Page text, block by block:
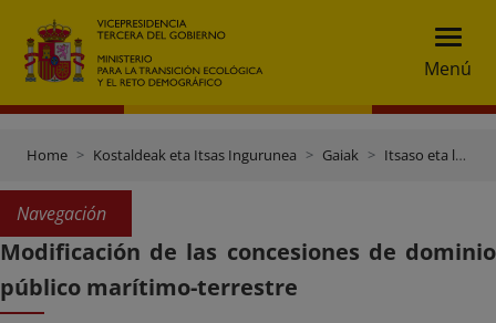
Menú
Home Kostaldeak eta Itsas Ingurunea Gaiak Itsaso eta lehorraren jabari publikoaren prozedurak eta kudeaketa
Navegación
Modificación de las concesiones de dominio
público marítimo-terrestre